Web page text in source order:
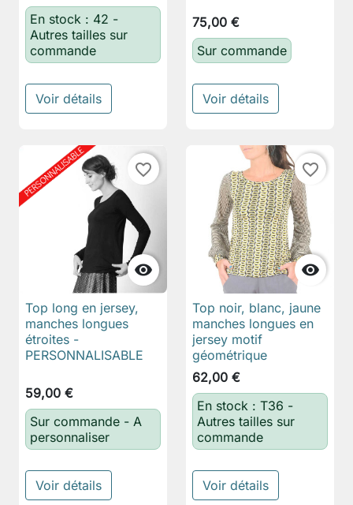
En stock : 42 -
Autres tailles sur
commande
Voir détails
75,00 €
Sur commande
Voir détails

favorite_border
Top long en jersey,
manches longues
étroites -
PERSONNALISABLE
59,00 €
Sur commande - A
personnaliser
Voir détails

favorite_border
Top noir, blanc, jaune
manches longues en
jersey motif
géométrique
62,00 €
En stock : T36 -
Autres tailles sur
commande
Voir détails